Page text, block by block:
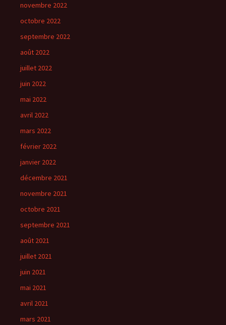
novembre 2022
octobre 2022
septembre 2022
août 2022
juillet 2022
juin 2022
mai 2022
avril 2022
mars 2022
février 2022
janvier 2022
décembre 2021
novembre 2021
octobre 2021
septembre 2021
août 2021
juillet 2021
juin 2021
mai 2021
avril 2021
mars 2021